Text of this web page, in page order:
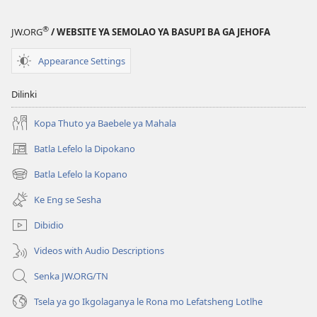
Itumela
JW.ORG® / WEBSITE YA SEMOLAO YA BASUPI BA GA JEHOFA
Appearance Settings
Dilinki
Kopa Thuto ya Baebele ya Mahala
Batla Lefelo la Dipokano
(e
bula
tsebe
nngwe)
Batla Lefelo la Kopano
(e
bula
tsebe
e
nngwe)
Ke Eng se Sesha
Dibidio
Videos with Audio Descriptions
Senka JW.ORG/TN
Tsela ya go Ikgolaganya le Rona mo Lefatsheng Lotlhe